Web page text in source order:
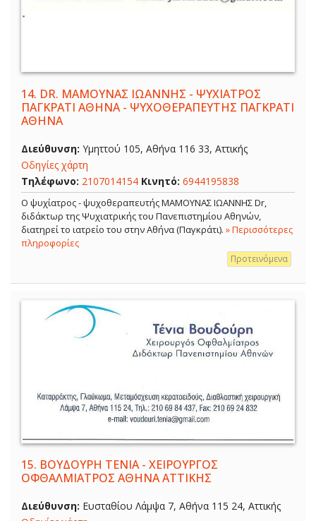
14. DR. ΜΑΜΟΥΝΑΣ ΙΩΑΝΝΗΣ - ΨΥΧΙΑΤΡΟΣ
ΠΑΓΚΡΑΤΙ ΑΘΗΝΑ - ΨΥΧΟΘΕΡΑΠΕΥΤΗΣ ΠΑΓΚΡΑΤΙ
ΑΘΗΝΑ
Διεύθυνση: Υμηττού 105, Αθήνα 116 33, Αττικής
Οδηγίες χάρτη
Τηλέφωνο: 2107014154 Κινητό: 6944195838
Ο ψυχίατρος - ψυχοθεραπευτής ΜΑΜΟΥΝΑΣ ΙΩΑΝΝΗΣ Dr,
διδάκτωρ της Ψυχιατρικής του Πανεπιστημίου Αθηνών,
διατηρεί το ιατρείο του στην Αθήνα (Παγκράτι). » Περισσότερες
πληροφορίες
Προτεινόμενα
15. ΒΟΥΔΟΥΡΗ ΤΕΝΙΑ - ΧΕΙΡΟΥΡΓΟΣ
ΟΦΘΑΛΜΙΑΤΡΟΣ ΑΘΗΝΑ ΑΤΤΙΚΗΣ
Διεύθυνση: Ευσταθίου Λάμψα 7, Αθήνα 115 24, Αττικής